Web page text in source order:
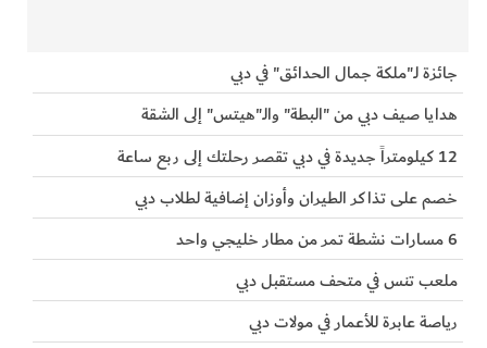
جائزة لـ"ملكة جمال الحدائق" في دبي
هدايا صيف دبي من "البطة" والـ"هيتس" إلى الشقة
12 كيلومتراً جديدة في دبي تقصر رحلتك إلى ربع ساعة
خصم على تذاكر الطيران وأوزان إضافية لطلاب دبي
6 مسارات نشطة تمر من مطار خليجي واحد
ملعب تنس في متحف مستقبل دبي
رياصة عابرة للأعمار في مولات دبي